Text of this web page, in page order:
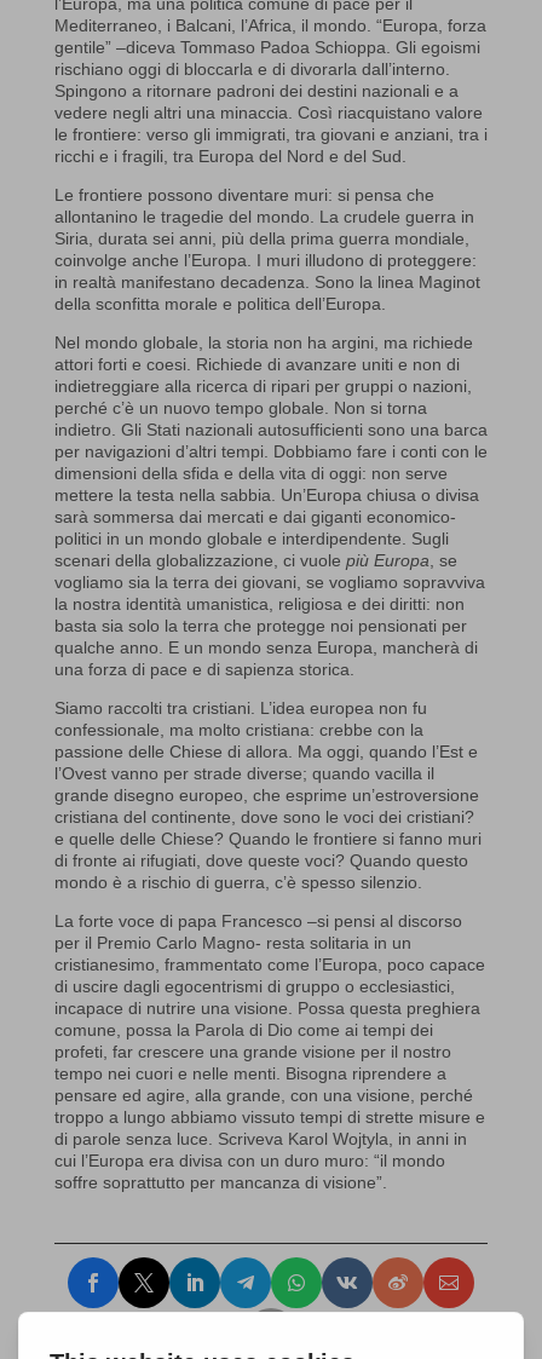
l’Europa, ma una politica comune di pace per il
Mediterraneo, i Balcani, l’Africa, il mondo. “Europa, forza
gentile” –diceva Tommaso Padoa Schioppa. Gli egoismi
rischiano oggi di bloccarla e di divorarla dall’interno.
Spingono a ritornare padroni dei destini nazionali e a
vedere negli altri una minaccia. Così riacquistano valore
le frontiere: verso gli immigrati, tra giovani e anziani, tra i
ricchi e i fragili, tra Europa del Nord e del Sud.
Le frontiere possono diventare muri: si pensa che
allontanino le tragedie del mondo. La crudele guerra in
Siria, durata sei anni, più della prima guerra mondiale,
coinvolge anche l’Europa. I muri illudono di proteggere:
in realtà manifestano decadenza. Sono la linea Maginot
della sconfitta morale e politica dell’Europa.
Nel mondo globale, la storia non ha argini, ma richiede
attori forti e coesi. Richiede di avanzare uniti e non di
indietreggiare alla ricerca di ripari per gruppi o nazioni,
perché c’è un nuovo tempo globale. Non si torna
indietro. Gli Stati nazionali autosufficienti sono una barca
per navigazioni d’altri tempi. Dobbiamo fare i conti con le
dimensioni della sfida e della vita di oggi: non serve
mettere la testa nella sabbia. Un’Europa chiusa o divisa
sarà sommersa dai mercati e dai giganti economico-
politici in un mondo globale e interdipendente. Sugli
scenari della globalizzazione, ci vuole più Europa, se
vogliamo sia la terra dei giovani, se vogliamo sopravviva
la nostra identità umanistica, religiosa e dei diritti: non
basta sia solo la terra che protegge noi pensionati per
qualche anno. E un mondo senza Europa, mancherà di
una forza di pace e di sapienza storica.
Siamo raccolti tra cristiani. L’idea europea non fu
confessionale, ma molto cristiana: crebbe con la
passione delle Chiese di allora. Ma oggi, quando l’Est e
l’Ovest vanno per strade diverse; quando vacilla il
grande disegno europeo, che esprime un’estroversione
cristiana del continente, dove sono le voci dei cristiani?
e quelle delle Chiese? Quando le frontiere si fanno muri
di fronte ai rifugiati, dove queste voci? Quando questo
mondo è a rischio di guerra, c’è spesso silenzio.
La forte voce di papa Francesco –si pensi al discorso
per il Premio Carlo Magno- resta solitaria in un
cristianesimo, frammentato come l’Europa, poco capace
di uscire dagli egocentrismi di gruppo o ecclesiastici,
incapace di nutrire una visione. Possa questa preghiera
comune, possa la Parola di Dio come ai tempi dei
profeti, far crescere una grande visione per il nostro
tempo nei cuori e nelle menti. Bisogna riprendere a
pensare ed agire, alla grande, con una visione, perché
troppo a lungo abbiamo vissuto tempi di strette misure e
di parole senza luce. Scriveva Karol Wojtyla, in anni in
cui l’Europa era divisa con un duro muro: “il mondo
soffre soprattutto per mancanza di visione”.